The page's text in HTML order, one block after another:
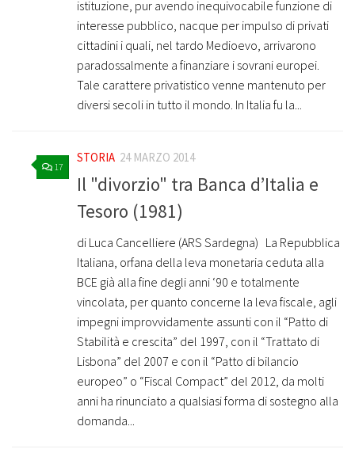
istituzione, pur avendo inequivocabile funzione di
interesse pubblico, nacque per impulso di privati
cittadini i quali, nel tardo Medioevo, arrivarono
paradossalmente a finanziare i sovrani europei.
Tale carattere privatistico venne mantenuto per
diversi secoli in tutto il mondo. In Italia fu la...
17
STORIA 24 MARZO 2014
Il "divorzio" tra Banca d’Italia e
Tesoro (1981)
di Luca Cancelliere (ARS Sardegna) La Repubblica
Italiana, orfana della leva monetaria ceduta alla
BCE già alla fine degli anni ‘90 e totalmente
vincolata, per quanto concerne la leva fiscale, agli
impegni improvvidamente assunti con il “Patto di
Stabilità e crescita” del 1997, con il “Trattato di
Lisbona” del 2007 e con il “Patto di bilancio
europeo” o “Fiscal Compact” del 2012, da molti
anni ha rinunciato a qualsiasi forma di sostegno alla
domanda...